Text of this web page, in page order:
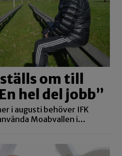
om till
hel del jobb”
i augusti behöver IFK
Moabvallen i…